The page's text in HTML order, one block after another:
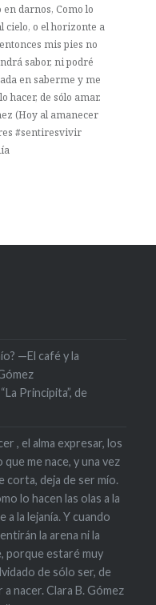
en darnos, Como lo
cielo, o el horizonte a
mis pies no
sabor, ni podré
en saberme y me
hacer, de sólo amar.
(Hoy al amanecer
#sentiresvivir
—El café y la
Principita”, de
, el alma expresar, los
me nace, y una vez
corta, deja de ser mío.
lo hacen las olas a la
la lejanía. Y cuando
la arena ni la
porque estaré muy
de sólo ser, de
nacer. Clara B. Gómez